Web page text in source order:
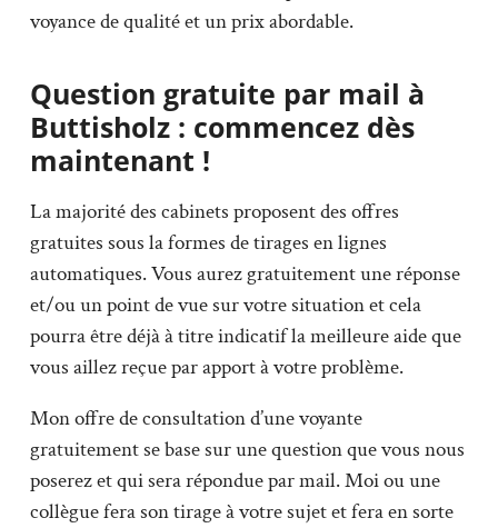
voyance de qualité et un prix abordable.
Question gratuite par mail à
Buttisholz : commencez dès
maintenant !
La majorité des cabinets proposent des offres
gratuites sous la formes de tirages en lignes
automatiques. Vous aurez gratuitement une réponse
et/ou un point de vue sur votre situation et cela
pourra être déjà à titre indicatif la meilleure aide que
vous aillez reçue par apport à votre problème.
Mon offre de consultation d’une voyante
gratuitement se base sur une question que vous nous
poserez et qui sera répondue par mail. Moi ou une
collègue fera son tirage à votre sujet et fera en sorte